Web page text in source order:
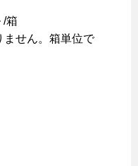
/箱
ません。箱単位で